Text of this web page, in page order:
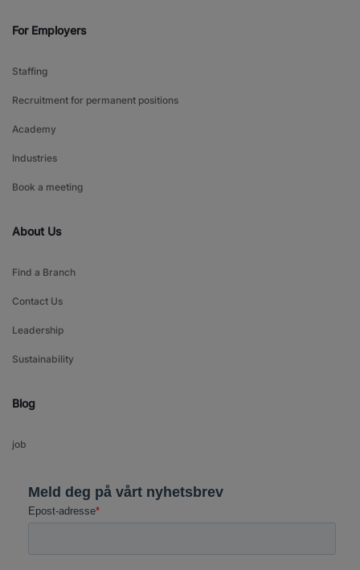
For Employers
Staffing
Recruitment for permanent positions
Academy
Industries
Book a meeting
About Us
Find a Branch
Contact Us
Leadership
Sustainability
Blog
job